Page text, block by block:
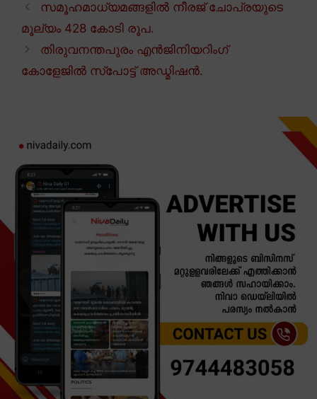
സമൂഹമാധ്യമങ്ങളിൽ നീരജ് ചോപ്രയുടെ
മൂല്യം 428 കോടി രൂപ.
തിരുവനന്തപുരം എൻജിനിയറിംഗ്
കോളേജിൽ സ്പോട്ട് അഡ്മിഷൻ.